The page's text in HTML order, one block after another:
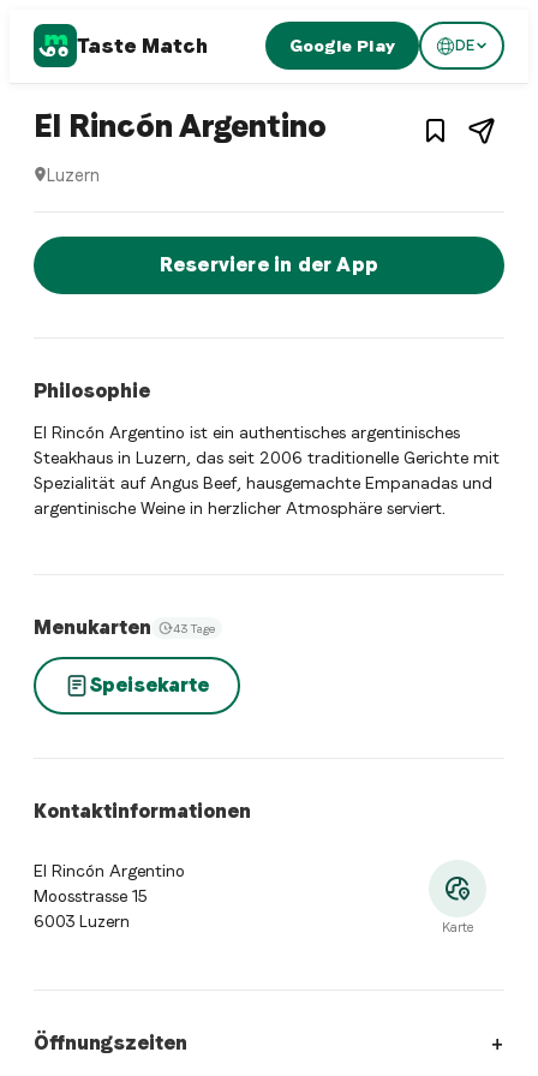
Taste Match Google Play DE
Argentinian restaurant 1/ 4
El Rincón Argentino – Restaurant
Luzern
Jetzt sofort einen Tisch
Reserviere in der App
Philosophie
El Rincón Argentino ist ein authentisches argentinisches
Steakhaus in Luzern, das seit 2006 traditionelle Gerichte mit
Spezialität auf Angus Beef, hausgemachte Empanadas und
argentinische Weine in herzlicher Atmosphäre serviert.
Menukarten 43 Tage
Speisekarte
Kontaktinformationen
El Rincón Argentino
Moosstrasse 15
6003 Luzern
Karte
Öffnungszeiten